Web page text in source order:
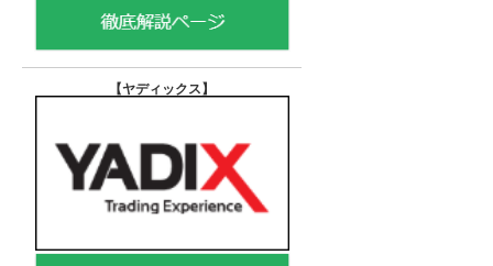
【ヤディックス 】